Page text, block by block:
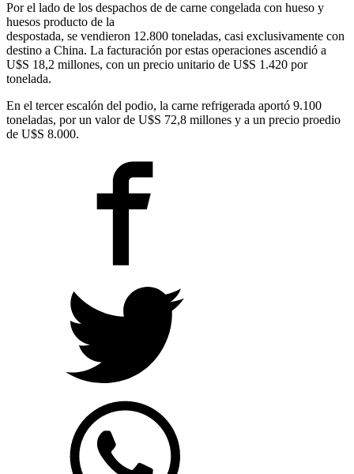
Por el lado de los despachos de de carne congelada con hueso y
huesos producto de la
despostada, se vendieron 12.800 toneladas, casi exclusivamente con
destino a China. La facturación por estas operaciones ascendió a
U$S 18,2 millones, con un precio unitario de U$S 1.420 por
tonelada.
En el tercer escalón del podio, la carne refrigerada aportó 9.100
toneladas, por un valor de U$S 72,8 millones y a un precio proedio
de U$S 8.000.